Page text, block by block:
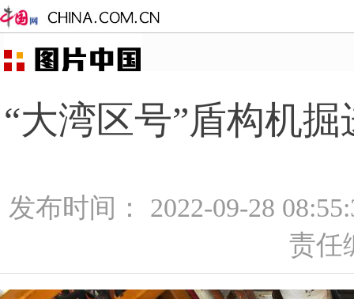
“大湾区号”盾构机
发布时间： 2022-09-28
责任